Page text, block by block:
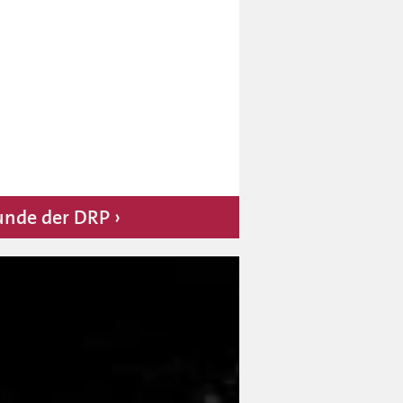
der DRP